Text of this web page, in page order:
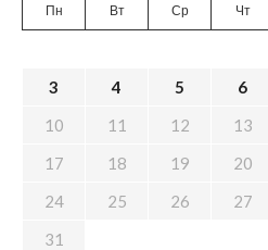
Пн Вт Ср Чт
3
4 5 6
10
11 12 13
17
18 19 20
24
25 26 27
31